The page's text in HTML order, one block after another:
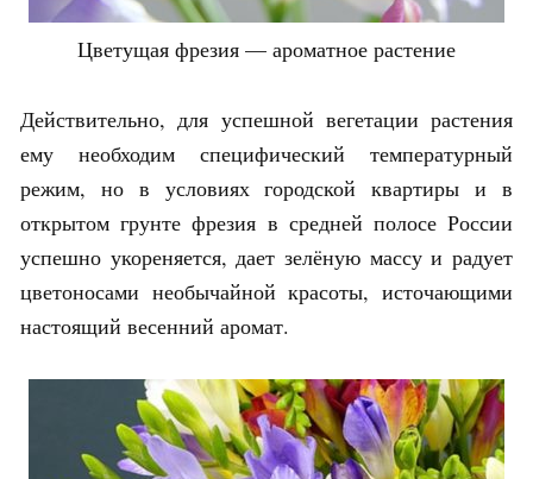
Цветущая фрезия — ароматное растение
Действительно, для успешной вегетации растения
ему необходим специфический температурный
режим, но в условиях городской квартиры и в
открытом грунте фрезия в средней полосе России
успешно укореняется, дает зелёную массу и радует
цветоносами необычайной красоты, источающими
настоящий весенний аромат.